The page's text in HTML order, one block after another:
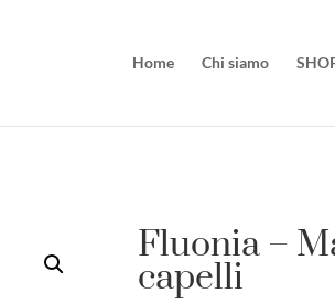
Home Chi siamo
Fluonia –
capelli